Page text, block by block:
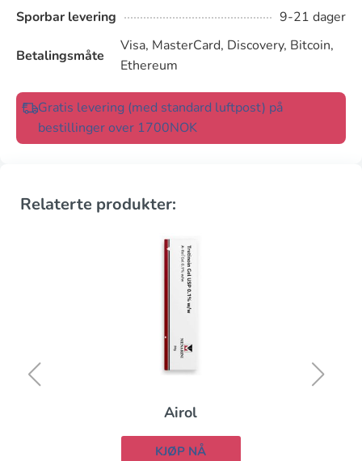
Sporbar levering 9-21 dager
Betalingsmåte
Visa, MasterCard, Discovery, Bitcoin,
Ethereum
Gratis levering (med standard luftpost) på
bestillinger over 1700NOK
Relaterte produkter:
Airol
KJØP NÅ